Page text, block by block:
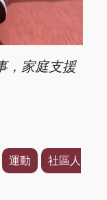
，家庭支援
運動
社區人